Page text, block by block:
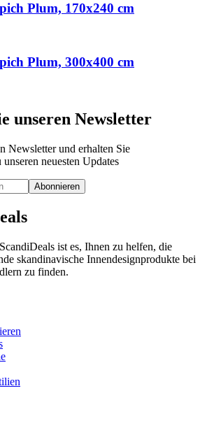
Plum, 170x240 cm
Plum, 300x400 cm
unseren Newsletter
Newsletter und erhalten Sie
neuesten Updates
Abonnieren
ist es, Ihnen zu helfen, die
skandinavische Innendesignprodukte bei
zu finden.